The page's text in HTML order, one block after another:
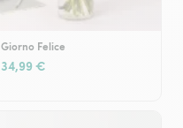
Giorno Felice
34,99 €